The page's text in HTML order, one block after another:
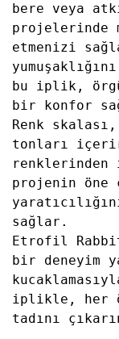
bere veya
projelerinde
etmenizi
bu iplik,
bir konfor
Renk
tonları
renklerinden
projenin öne
sağlar.
Etrofil
bir deneyim
iplikle, her
tadını